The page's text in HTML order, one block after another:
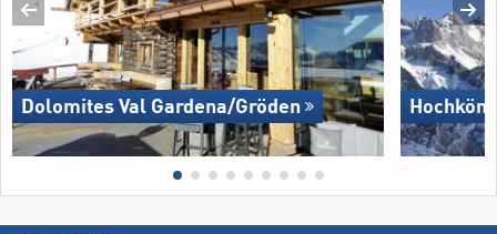
Dolomites Val Gardena/​Gröden